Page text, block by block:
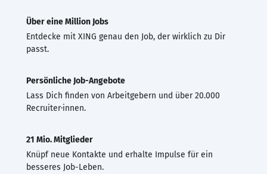
Über eine Million Jobs
Entdecke mit XING genau den Job, der wirklich zu Dir
passt.
Persönliche Job-Angebote
Lass Dich finden von Arbeitgebern und über 20.000
Recruiter·innen.
21 Mio. Mitglieder
Knüpf neue Kontakte und erhalte Impulse für ein
besseres Job-Leben.